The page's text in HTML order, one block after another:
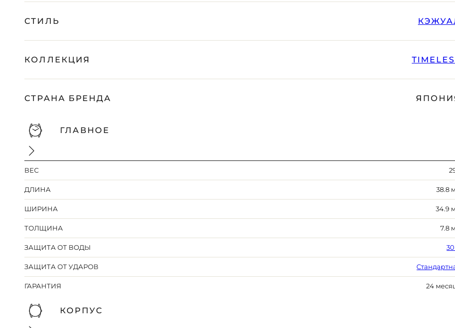
СТИЛЬ
КОЛЛЕКЦИЯ
СТРАНА БРЕНДА
ГЛАВНОЕ
ВЕС
ДЛИНА 38.8
ШИРИНА 34.9
ТОЛЩИНА 7.8
ЗАЩИТА ОТ ВОДЫ
ЗАЩИТА ОТ УДАРОВ
ГАРАНТИЯ 24
КОРПУС